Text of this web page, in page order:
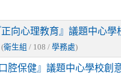
向心理教育』議題中心學
(衛生組 / 108 /學務處)
腔保健』議題中心學校創